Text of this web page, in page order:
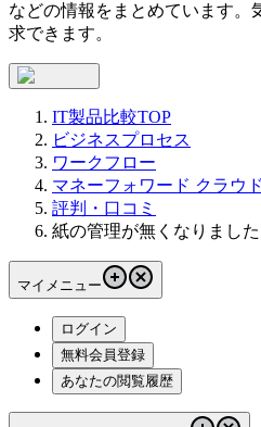
などの情報をまとめています。
求できます。
IT製品比較TOP
ビジネスプロセス
ワークフロー
マネーフォワード クラウ
評判・口コミ
紙の管理が無くなりました
マイメニュー
ログイン
無料会員登録
あなたの閲覧履歴